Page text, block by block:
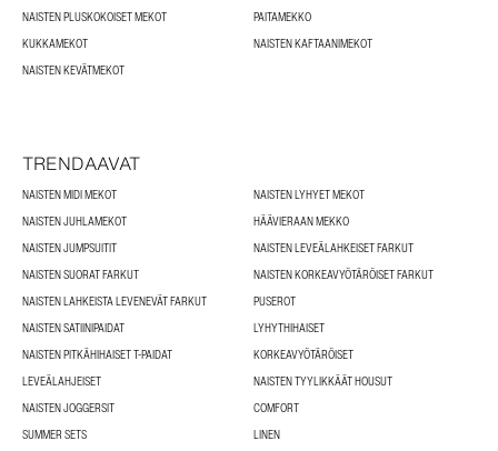
NAISTEN PLUSKOKOISET MEKOT
PAITAMEKKO
KUKKAMEKOT
NAISTEN KAFTAANIMEKOT
NAISTEN KEVÄTMEKOT
TRENDAAVAT
NAISTEN MIDI MEKOT
NAISTEN LYHYET MEKOT
NAISTEN JUHLAMEKOT
HÄÄVIERAAN MEKKO
NAISTEN JUMPSUITIT
NAISTEN LEVEÄLAHKEISET FARKUT
NAISTEN SUORAT FARKUT
NAISTEN KORKEAVYÖTÄRÖISET FARKUT
NAISTEN LAHKEISTA LEVENEVÄT FARKUT
PUSEROT
NAISTEN SATIINIPAIDAT
LYHYTHIHAISET
NAISTEN PITKÄHIHAISET T-PAIDAT
KORKEAVYÖTÄRÖISET
LEVEÄLAHJEISET
NAISTEN TYYLIKKÄÄT HOUSUT
NAISTEN JOGGERSIT
COMFORT
SUMMER SETS
LINEN